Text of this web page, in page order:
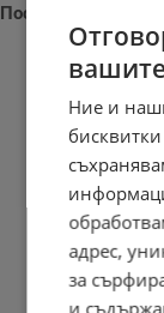
Последни новини
Наталия
21:03 | 7.8.2026
Сенатът на
Ние и
адрес,
за